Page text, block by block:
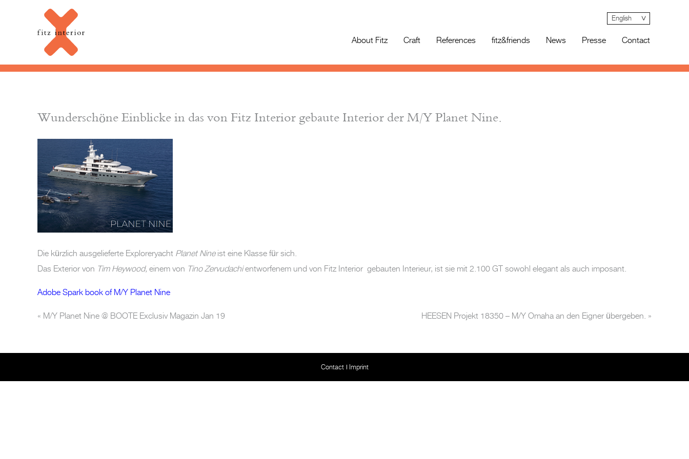
English
About Fitz Craft References fitz&friends News Presse Contact
Wunderschöne Einblicke in das von Fitz Interior gebaute Interior der M/Y Planet Nine.
Die kürzlich ausgelieferte Exploreryacht Planet Nineist eine Klasse für sich.
Das Exterior von Tim Heywood, einem von Tino Zervudachientworfenem und von Fitz Interior gebauten Interieur, ist sie mit 2.100 GT sowohl elegant als auch imposant.
Adobe Spark book of M/Y Planet Nine
HEESEN Projekt 18350 – M/Y Omaha an den Eigner übergeben. »
« M/Y Planet Nine @ BOOTE Exclusiv Magazin Jan 19
Contact Imprint